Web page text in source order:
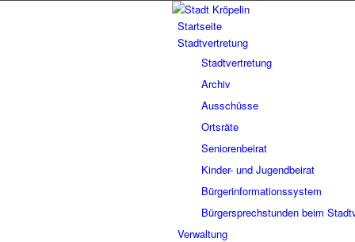
Startseite
Stadtvertretung
Stadtvertretung
Archiv
Ausschüsse
Ortsräte
Seniorenbeirat
Kinder- und Jugendbeirat
Bürgerinformationssystem
Bürgersprechstunden beim
Verwaltung